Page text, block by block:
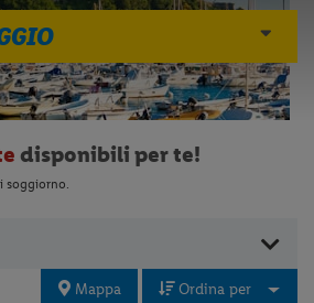
disponibili per te!
soggiorno.
Mappa Ordina per